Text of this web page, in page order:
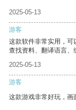
2025-05-13
游客
这款软件非常实用，
查找资料、翻译语言、
2025-05-13
游客
这款游戏非常好玩，画